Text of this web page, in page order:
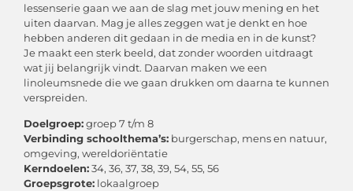
lessenserie gaan we aan de slag met jouw mening en het
uiten daarvan. Mag je alles zeggen wat je denkt en hoe
hebben anderen dit gedaan in de media en in de kunst?
Je maakt een sterk beeld, dat zonder woorden uitdraagt
wat jij belangrijk vindt. Daarvan maken we een
linoleumsnede die we gaan drukken om daarna te kunnen
verspreiden.
Doelgroep:groep 7 t/m 8
Verbinding schoolthema’s: burgerschap, mens en natuur,
omgeving, wereldoriëntatie
Kerndoelen:34, 36, 37, 38, 39, 54, 55, 56
Groepsgrote: lokaalgroep